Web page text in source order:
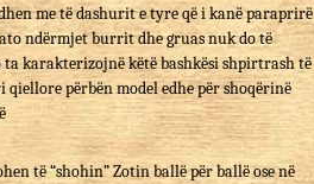
me të dashurit e tyre që i kanë paraprirë
ndërmjet burrit dhe gruas nuk do të
karakterizojnë këtë bashkësi shpirtrash të
përbën model edhe për shoqërinë
të “shohin” Zotin ballë për ballë ose në